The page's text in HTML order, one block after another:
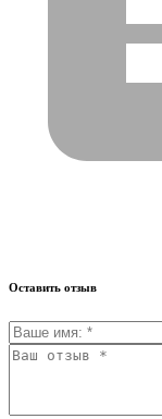
Оставить отзыв